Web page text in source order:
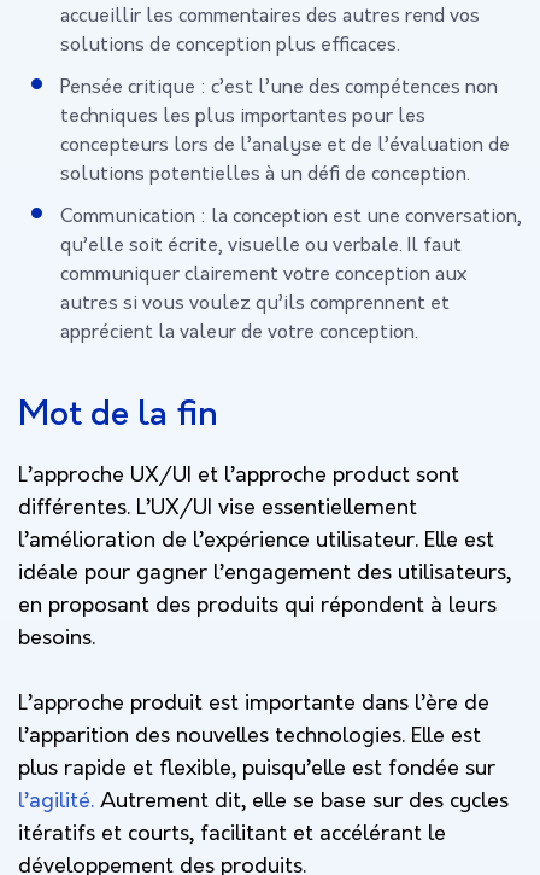
accueillir les commentaires des autres rend vos
solutions de conception plus efficaces.
Pensée critique : c’est l’une des compétences non
techniques les plus importantes pour les
concepteurs lors de l’analyse et de l’évaluation de
solutions potentielles à un défi de conception.
Communication : la conception est une conversation,
qu’elle soit écrite, visuelle ou verbale. Il faut
communiquer clairement votre conception aux
autres si vous voulez qu’ils comprennent et
apprécient la valeur de votre conception.
Mot de la fin
L’approche UX/UI et l’approche product sont
différentes. L’UX/UI vise essentiellement
l’amélioration de l’expérience utilisateur. Elle est
idéale pour gagner l’engagement des utilisateurs,
en proposant des produits qui répondent à leurs
besoins.
L’approche produit est importante dans l’ère de
l’apparition des nouvelles technologies. Elle est
plus rapide et flexible, puisqu’elle est fondée sur
l’agilité. Autrement dit, elle se base sur des cycles
itératifs et courts, facilitant et accélérant le
développement des produits.